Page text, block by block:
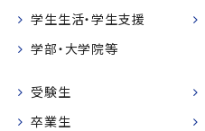
学生生活・学生支援
学部・大学院等
受験生
卒業生